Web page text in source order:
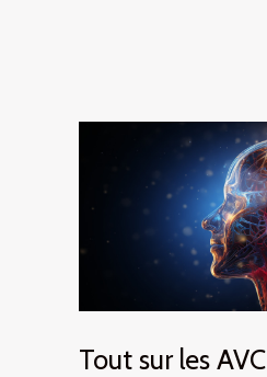
Tout sur les AVC